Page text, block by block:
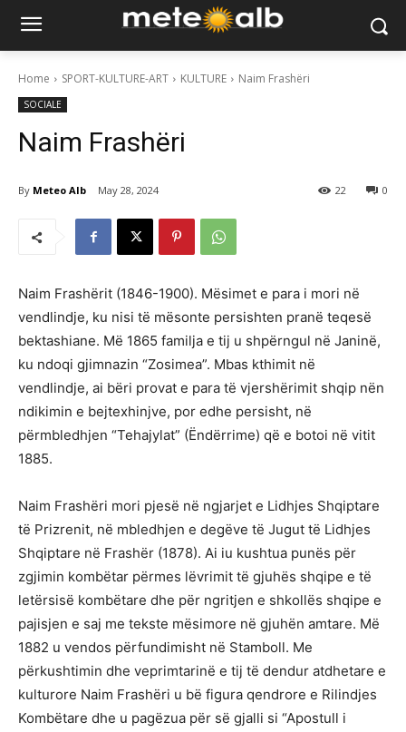
Home SPORT-KULTURE-ART KULTURE Naim Frashëri
SOCIALE
Naim Frashëri
By Meteo Alb May 28, 2024 0
22
Naim Frashërit (1846-1900). Mësimet e para i mori në
vendlindje, ku nisi të mësonte persishten pranë teqesë
bektashiane. Më 1865 familja e tij u shpërngul në Janinë,
ku ndoqi gjimnazin “Zosimea”. Mbas kthimit në
vendlindje, ai bëri provat e para të vjershërimit shqip nën
ndikimin e bejtexhinjve, por edhe persisht, në
përmbledhjen “Tehajylat” (Ëndërrime) që e botoi në vitit
1885.
Naim Frashëri mori pjesë në ngjarjet e Lidhjes Shqiptare
të Prizrenit, në mbledhjen e degëve të Jugut të Lidhjes
Shqiptare në Frashër (1878). Ai iu kushtua punës për
zgjimin kombëtar përmes lëvrimit të gjuhës shqipe e të
letërsisë kombëtare dhe për ngritjen e shkollës shqipe e
pajisjen e saj me tekste mësimore në gjuhën amtare. Më
1882 u vendos përfundimisht në Stamboll. Me
përkushtimin dhe veprimtarinë e tij të dendur atdhetare e
kulturore Naim Frashëri u bë figura qendrore e Rilindjes
Kombëtare dhe u pagëzua për së gjalli si “Apostull i